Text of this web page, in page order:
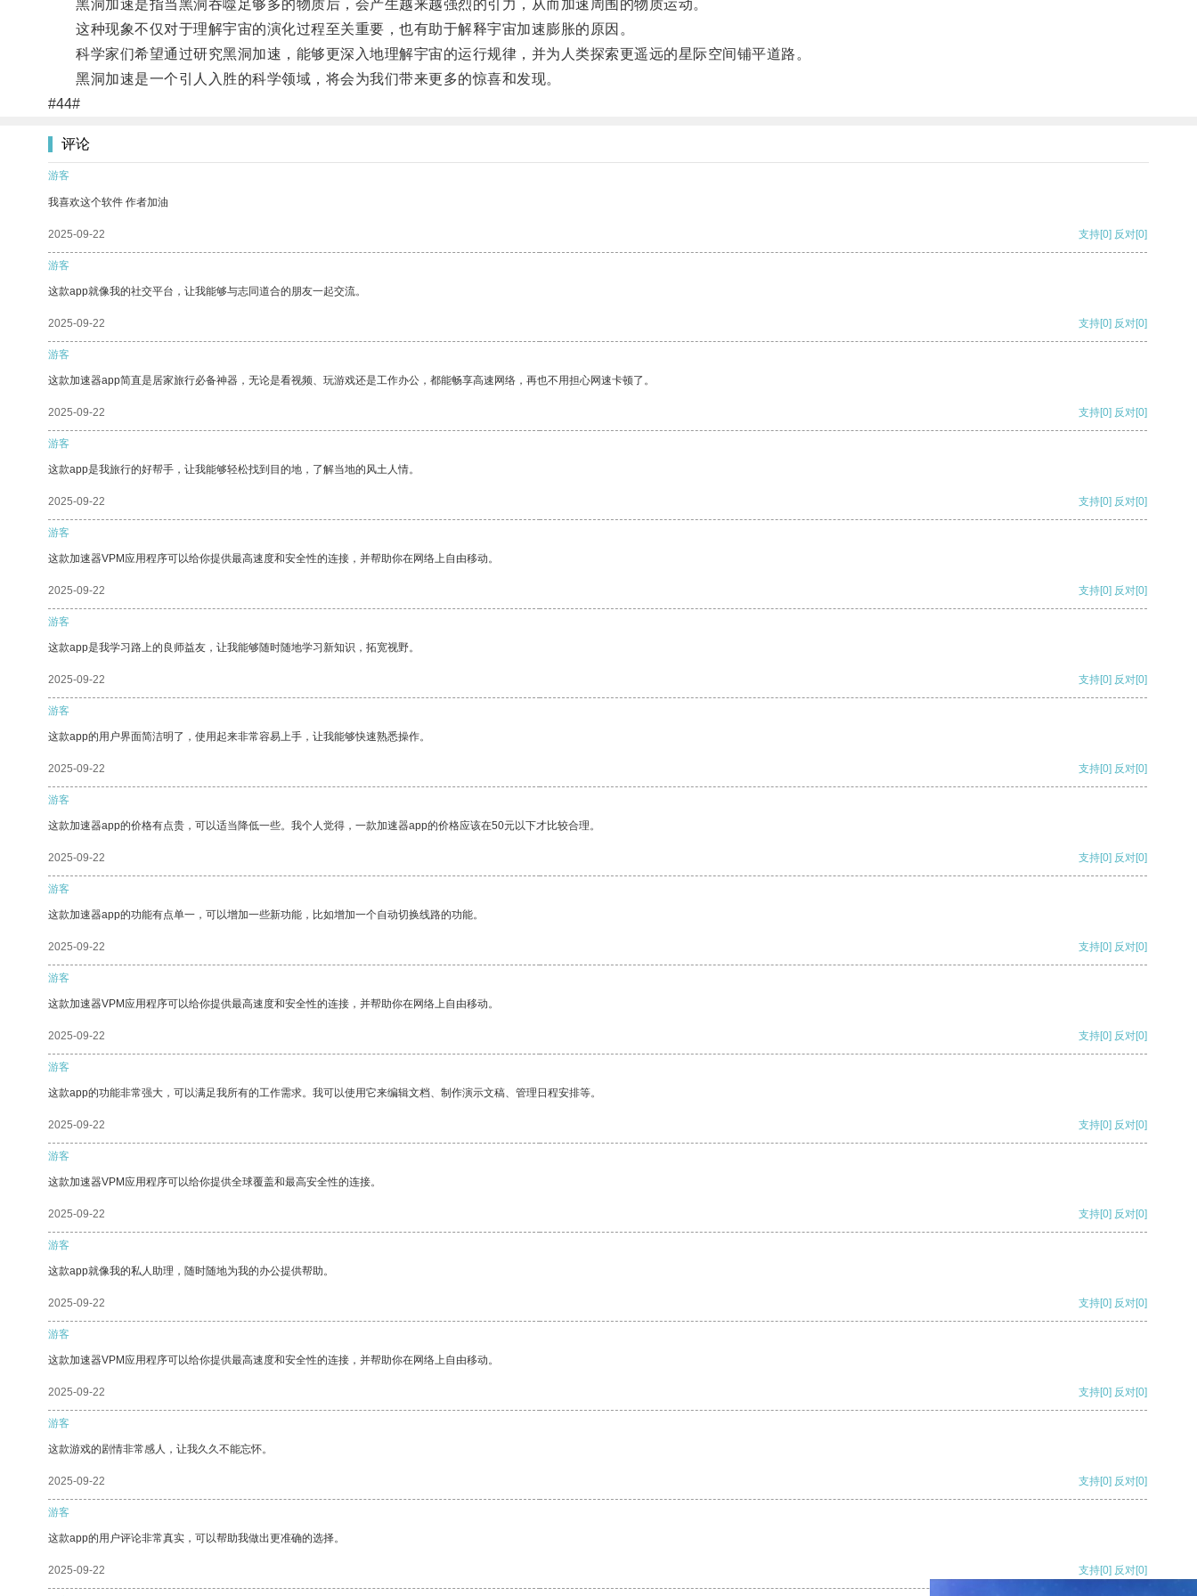
黑洞加速是指当黑洞吞噬足够多的物质后，会产生越来越强烈的引力，从而加速周围的物质运动。
这种现象不仅对于理解宇宙的演化过程至关重要，也有助于解释宇宙加速膨胀的原因。
科学家们希望通过研究黑洞加速，能够更深入地理解宇宙的运行规律，并为人类探索更遥远的星际空间铺平道路。
黑洞加速是一个引人入胜的科学领域，将会为我们带来更多的惊喜和发现。
#44#
评论
游客
我喜欢这个软件 作者加油
2025-09-22 支持[0] 反对[0]
游客
这款app就像我的社交平台，让我能够与志同道合的朋友一起交流。
2025-09-22 支持[0] 反对[0]
游客
这款加速器app简直是居家旅行必备神器，无论是看视频、玩游戏还是工作办公，都能畅享高速网络，再也不用担心网速卡顿了。
2025-09-22 支持[0] 反对[0]
游客
这款app是我旅行的好帮手，让我能够轻松找到目的地，了解当地的风土人情。
2025-09-22 支持[0] 反对[0]
游客
这款加速器VPM应用程序可以给你提供最高速度和安全性的连接，并帮助你在网络上自由移动。
2025-09-22 支持[0] 反对[0]
游客
这款app是我学习路上的良师益友，让我能够随时随地学习新知识，拓宽视野。
2025-09-22 支持[0] 反对[0]
游客
这款app的用户界面简洁明了，使用起来非常容易上手，让我能够快速熟悉操作。
2025-09-22 支持[0] 反对[0]
游客
这款加速器app的价格有点贵，可以适当降低一些。我个人觉得，一款加速器app的价格应该在50元以下才比较合理。
2025-09-22 支持[0] 反对[0]
游客
这款加速器app的功能有点单一，可以增加一些新功能，比如增加一个自动切换线路的功能。
2025-09-22 支持[0] 反对[0]
游客
这款加速器VPM应用程序可以给你提供最高速度和安全性的连接，并帮助你在网络上自由移动。
2025-09-22 支持[0] 反对[0]
游客
这款app的功能非常强大，可以满足我所有的工作需求。我可以使用它来编辑文档、制作演示文稿、管理日程安排等。
2025-09-22 支持[0] 反对[0]
游客
这款加速器VPM应用程序可以给你提供全球覆盖和最高安全性的连接。
2025-09-22 支持[0] 反对[0]
游客
这款app就像我的私人助理，随时随地为我的办公提供帮助。
2025-09-22 支持[0] 反对[0]
游客
这款加速器VPM应用程序可以给你提供最高速度和安全性的连接，并帮助你在网络上自由移动。
2025-09-22 支持[0] 反对[0]
游客
这款游戏的剧情非常感人，让我久久不能忘怀。
2025-09-22 支持[0] 反对[0]
游客
这款app的用户评论非常真实，可以帮助我做出更准确的选择。
2025-09-22 支持[0] 反对[0]